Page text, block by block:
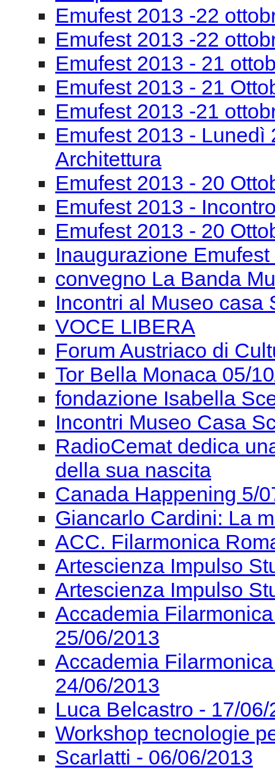
Emufest 2013 -21
Emufest 2013 - Lunedì
Architettura
Emufest 2013 - 20
Emufest 2013 -
Emufest 2013 - 20
Inaugurazione
convegno La Banda
Incontri al Museo casa
VOCE LIBERA
Forum Austriaco di
Tor Bella Monaca 05/
fondazione Isabella
Incontri Museo Casa
RadioCemat dedica
della sua nascita
Canada Happening 5/
Giancarlo Cardini: La
ACC. Filarmonica
Artescienza Impulso
Artescienza Impulso
Accademia
25/06/2013
Accademia
24/06/2013
Luca Belcastro - 17/06/
Workshop tecnologie
Scarlatti - 06/06/2013
Settimana Nazionale
06/06/2013
Fondazione Isabella
ASS. NAZ. CRITICI